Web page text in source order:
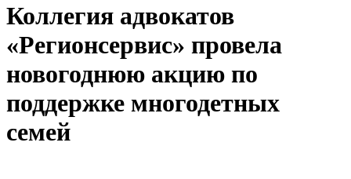
Коллегия адвокатов
«Регионсервис» провела
новогоднюю акцию по
поддержке многодетных
семей